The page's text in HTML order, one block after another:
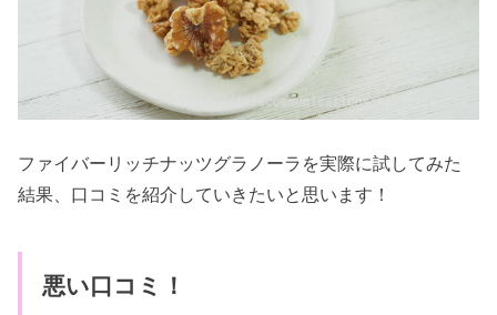
ファイバーリッチナッツグラノーラを実際に試してみた
結果、口コミを紹介していきたいと思います！
悪い口コミ！